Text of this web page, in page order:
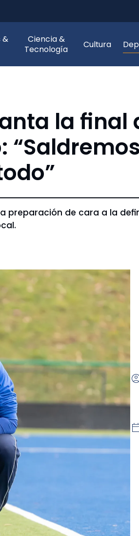
&
Ciencia &
Tecnología
Cultura
la final
de cara a la